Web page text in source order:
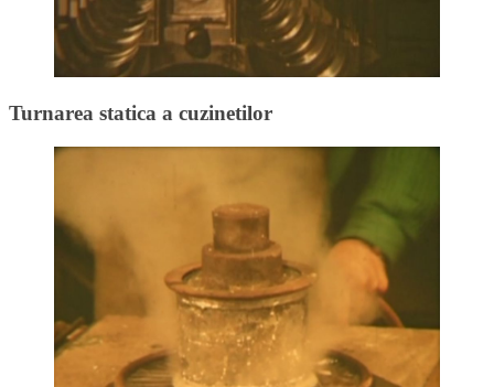
Turnarea statica a cuzinetilor